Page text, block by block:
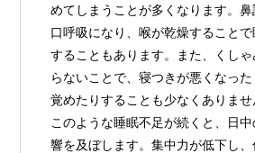
めてしまうことが多くなります。
口呼吸になり、喉が乾燥すること
することもあります。また、くしゃ
らないことで、寝つきが悪くなっ
覚めたりすることも少なくありませ
このような睡眠不足が続くと、日
響を及ぼします。集中力が低下し